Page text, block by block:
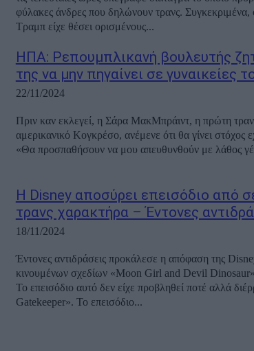
φύλακες άνδρες που δηλώνουν τρανς.
Τραμπ είχε θέσει ορισμένους...
ΗΠΑ: Ρεπουμπλικανή βουλευτής
της να μην πηγαίνει σε γυναικείες
22/11/2024
Πριν καν εκλεγεί, η Σάρα ΜακΜπράιντ, η πρώτη
αμερικανικό Κογκρέσο, ανέμενε ότι θα γίνει στόχος
«Θα προσπαθήσουν να μου απευθυνθούν με λάθος
Η Disney αποσύρει επεισόδιο από
τρανς χαρακτήρα – Έντονες
18/11/2024
Έντονες αντιδράσεις προκάλεσε η απόφαση της
κινουμένων σχεδίων «Moon Girl and Devil Dinosaur»
Το επεισόδιο αυτό δεν είχε προβληθεί ποτέ αλλά
Gatekeeper». Το επεισόδιο...